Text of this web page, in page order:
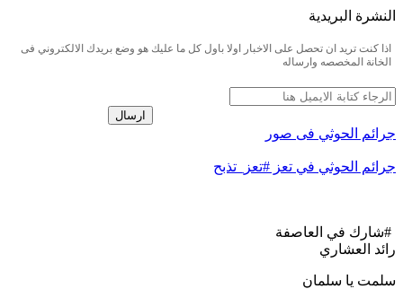
النشرة البريدية
اذا كنت تريد ان تحصل على الاخبار اولا باول كل ما عليك هو وضع بريدك الالكتروني فى
الخانة المخصصه وارساله
ارسال
جرائم الحوثي فى صور
جرائم الحوثي في تعز #تعز_تذبح
#شارك في العاصفة
رائد العشاري
سلمت يا سلمان